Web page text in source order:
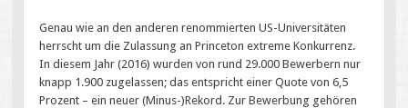
Genau wie an den anderen renommierten US-Universitäten
herrscht um die Zulassung an Princeton extreme Konkurrenz.
In diesem Jahr (2016) wurden von rund 29.000 Bewerbern nur
knapp 1.900 zugelassen; das entspricht einer Quote von 6,5
Prozent – ein neuer (Minus-)Rekord. Zur Bewerbung gehören